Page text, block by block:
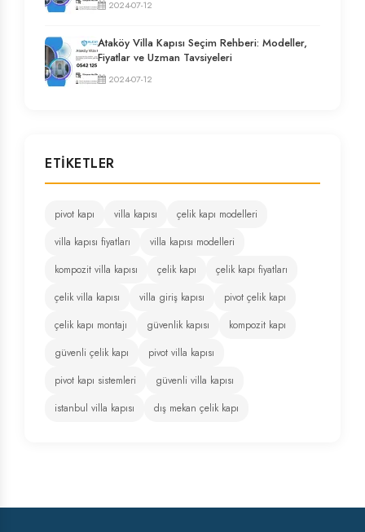
2024-07-12
Ataköy Villa Kapısı Seçim Rehberi: Modeller,
Fiyatlar ve Uzman Tavsiyeleri
2024-07-12
ETIKETLER
pivot kapı villa kapısı
çelik kapı modelleri
villa kapısı fiyatları
villa kapısı modelleri
kompozit villa kapısı
çelik kapı
çelik kapı fiyatları
çelik villa kapısı
villa giriş kapısı
pivot çelik kapı
çelik kapı montajı
güvenlik kapısı
kompozit kapı
güvenli çelik kapı
pivot villa kapısı
pivot kapı sistemleri
güvenli villa kapısı
istanbul villa kapısı
dış mekan çelik kapı